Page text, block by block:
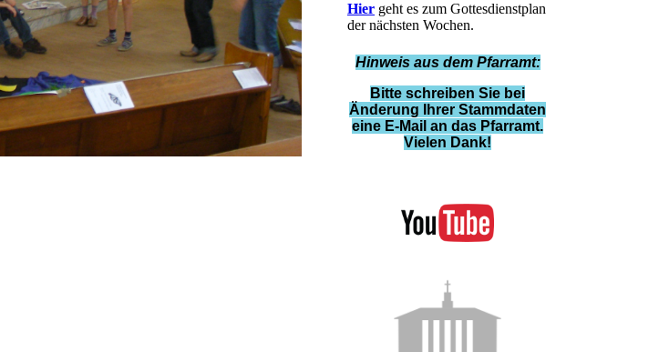
Hier geht es zum Gottesdienstplan
der nächsten Wochen.
Hinweis aus dem Pfarramt:
Bitte schreiben Sie bei
Änderung Ihrer Stammdaten
eine E-Mail an das Pfarramt.
Vielen Dank!